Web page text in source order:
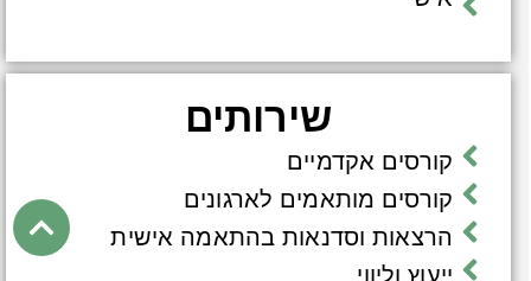
שירותים
קורסים אקדמיים
קורסים מותאמים לארגונים
הרצאות וסדנאות בהתאמה אישית
ייעוץ וליווי